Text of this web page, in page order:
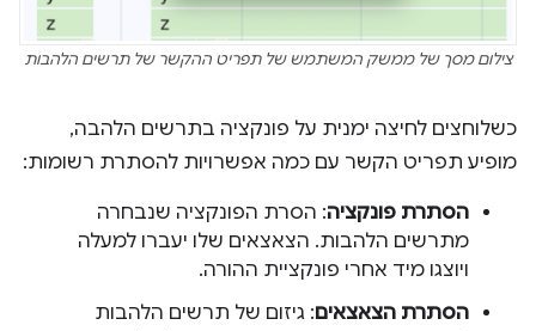
צילום מסך של ממשק המשתמש של תפריט ההקשר של תרשים הלהבות
כשלוחצים לחיצה ימנית על פונקציה בתרשים הלהבה,
מופיע תפריט הקשר עם כמה אפשרויות להסתרת רשומות:
הסתרת פונקציה: הסרת הפונקציה שנבחרה
מתרשים הלהבות. הצאצאים שלו יעברו למעלה
ויוצגו מיד אחרי פונקציית ההורה.
הסתרת הצאצאים: גיזום של תרשים הלהבות